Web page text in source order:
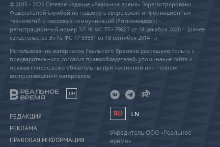
© 2015 - 2026 Сетевое издание «Реальное время» Зарегистрировано
Федеральной службой по надзору в сфере связи, информационных
технологий и массовых коммуникаций (Роскомнадзор) –
регистрационный номер ЭЛ № ФС 77 - 79627 от 18 декабря 2020 г. (ранее
свидетельство Эл № ФС 77-59331 от 18 сентября 2014 г.)
Использование материалов Реального Времени разрешено только с
предварительного согласия правообладателей, упоминание сайта и
прямая гиперссылка обязательны при частичном или полном
воспроизведении материалов.
18+
РЕДАКЦИЯ
РЕКЛАМА
ПРАВОВАЯ ИНФОРМАЦИЯ
RU EN
Учредитель ООО «Реальное
время»